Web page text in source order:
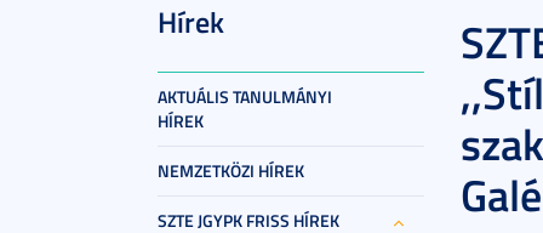
Hírek
AKTUÁLIS TANULMÁNYI
HÍREK
NEMZETKÖZI HÍREK
SZTE JGYPK FRISS HÍREK